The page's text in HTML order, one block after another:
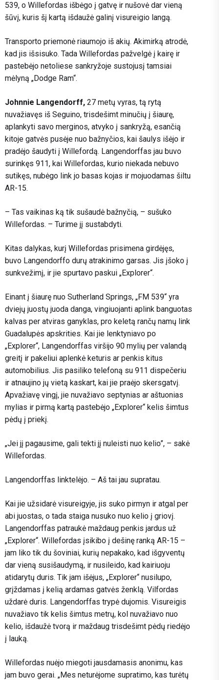
539, o Willefordas išbėgo į gatvę ir nušovė dar vieną
šūvį, kuris šį kartą išdaužė galinį visureigio langą.
Transporto priemonė riaumojo iš akių. Akimirką atrodė,
kad jis išsisuko. Tada Willefordas pažvelgė į kairę ir
pastebėjo netoliese sankryžoje sustojusį tamsiai
mėlyną „Dodge Ram“.
Johnnie Langendorff, 27 metų vyras, tą rytą
nuvažiavęs iš Seguino, trisdešimt minučių į šiaurę,
aplankyti savo merginos, atvyko į sankryžą, esančią
kitoje gatvės pusėje nuo bažnyčios, kai šaulys išėjo ir
pradėjo šaudyti į Willefordą. Langendorffas jau buvo
surinkęs 911, kai Willefordas, kurio niekada nebuvo
sutikęs, nubėgo link jo basas kojas ir mojuodamas šiltu
AR-15.
– Tas vaikinas ką tik sušaudė bažnyčią, – sušuko
Willefordas. – Turime jį sustabdyti.
Kitas dalykas, kurį Willefordas prisimena girdėjęs,
buvo Langendorffo durų atrakinimo garsas. Jis įšoko į
sunkvežimį, ir jie spurtavo paskui „Explorer“.
Einant į šiaurę nuo Sutherland Springs, „FM 539“ yra
dviejų juostų juoda danga, vingiuojanti aplink banguotas
kalvas per atviras ganyklas, pro keletą rančų namų link
Guadalupės apskrities. Kai jie lenktyniavo po
„Explorer“, Langendorffas viršijo 90 mylių per valandą
greitį ir pakeliui aplenkė keturis ar penkis kitus
automobilius. Jis pasiliko telefoną su 911 dispečeriu
ir atnaujino jų vietą kaskart, kai jie praėjo skersgatvį.
Apvažiavę vingį, jie nuvažiavo septynias ar aštuonias
mylias ir pirmą kartą pastebėjo „Explorer“ kelis šimtus
pėdų į priekį.
„Jei jį pagausime, gali tekti jį nuleisti nuo kelio”, – sakė
Willefordas.
Langendorffas linktelėjo. – Aš tai jau supratau.
Kai jie užsidarė visureigyje, jis suko pirmyn ir atgal per
abi juostas, o tada staiga nusuko nuo kelio į griovį.
Langendorffas patraukė maždaug penkis jardus už
„Explorer“. Willefordas įsikibo į dešinę ranką AR-15 –
jam liko tik du šoviniai, kurių nepakako, kad išgyventų
dar vieną susišaudymą, ir nusileido, kad kairiuoju
atidarytų duris. Tik jam išėjus, „Explorer“ nusilupo,
grįždamas į kelią ardamas gatvės ženklą. Vilfordas
uždarė duris. Langendorffas trypė dujomis. Visureigis
nuvažiavo tik kelis šimtus metrų, kol nuvažiavo nuo
kelio, išdaužė tvorą ir maždaug trisdešimt pėdų riedėjo
į lauką.
Willefordas nuėjo miegoti jausdamasis anonimu, kas
jam buvo gerai. „Mes neturėjome supratimo, kas turėtų